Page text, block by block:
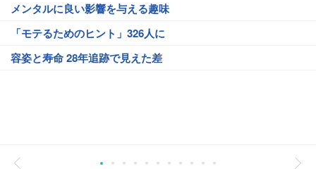
メンタルに良い影響を与える趣味
「モテるためのヒント」326人に
容姿と寿命 28年追跡で見えた差